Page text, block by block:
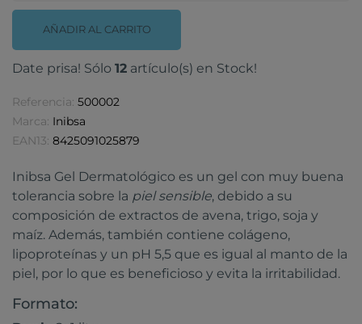
AÑADIR AL CARRITO
Date prisa! Sólo 12 artículo(s) en Stock!
Referencia: 500002
Marca: Inibsa
EAN13: 8425091025879
Inibsa Gel Dermatológico es un gel con muy buena
tolerancia sobre la piel sensible, debido a su
composición de extractos de avena, trigo, soja y
maíz. Además, también contiene colágeno,
lipoproteínas y un pH 5,5 que es igual al manto de la
piel, por lo que es beneficioso y evita la irritabilidad.
Formato: